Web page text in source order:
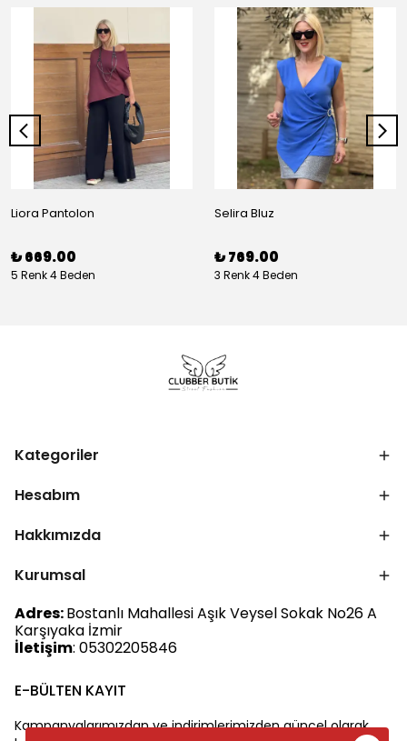
Liora Pantolon
₺ 669.00
5 Renk 4 Beden
Selira Bluz
₺ 769.00
3 Renk 4 Beden
Kategoriler
Hesabım
Hakkımızda
Kurumsal
Adres:Bostanlı Mahallesi Aşık Veysel Sokak No26 A
Karşıyaka İzmir
İletişim: 05302205846
E-BÜLTEN KAYIT
Kampanyalarımızdan ve indirimlerimizden güncel olarak